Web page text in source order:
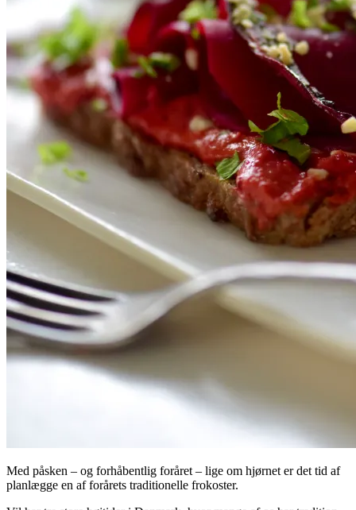
Med påsken – og forhåbentlig foråret – lige om hjørnet er det tid af
planlægge en af forårets traditionelle frokoster.